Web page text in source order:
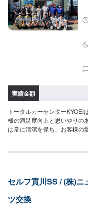
実績金額
トータルカーセンター
様の満足度向上と思いやりの
は常に清潔を保ち、お客様の
い！-----納期について-----納
車について-----無料の代車を
ください。※代車の燃料代は
時の注意、受付方法-----県道
セルフ貢川SS / (株)
ツ交換